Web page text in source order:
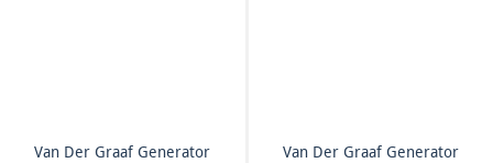
Van Der Graaf Generator
Van Der Graaf Generator